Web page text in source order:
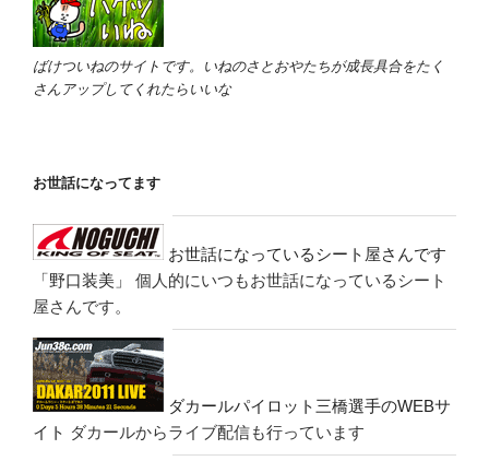
ばけついねのサイトです。いねのさとおやたちが成長具合をたく
さんアップしてくれたらいいな
お世話になってます
お世話になっているシート屋さんです
「野口装美」
個人的にいつもお世話になっているシート
屋さんです。
ダカールパイロット三橋選手のWEBサ
イト ダカールからライブ配信も行っています